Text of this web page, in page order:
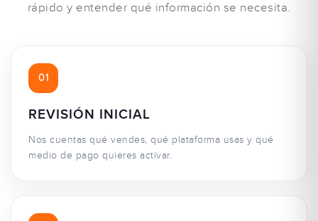
rápido y entender qué información se necesita.
01
REVISIÓN INICIAL
Nos cuentas qué vendes, qué plataforma usas y qué
medio de pago quieres activar.